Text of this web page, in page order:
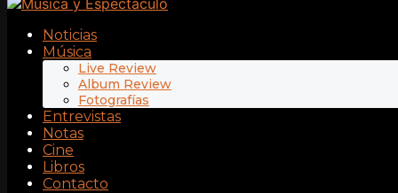
Noticias
Música
Live Review
Album Review
Fotografías
Entrevistas
Notas
Cine
Libros
Contacto